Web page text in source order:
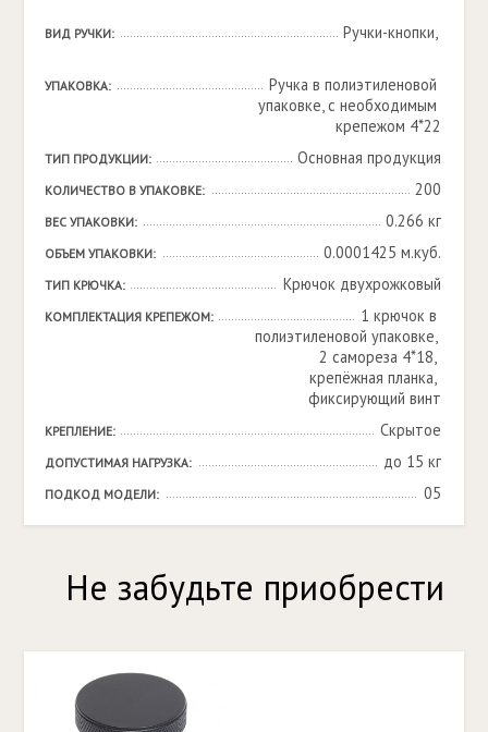
ВИД РУЧКИ: Ручки-кнопки,
УПАКОВКА:
Ручка в полиэтиленовой
упаковке, с необходимым
крепежом 4*22
ТИП ПРОДУКЦИИ: Основная продукция
КОЛИЧЕСТВО В УПАКОВКЕ: 200
ВЕС УПАКОВКИ: 0.266 кг
ОБЪЕМ УПАКОВКИ: 0.0001425 м.куб.
ТИП КРЮЧКА: Крючок двухрожковый
КОМПЛЕКТАЦИЯ КРЕПЕЖОМ:
1 крючок в
полиэтиленовой упаковке,
2 самореза 4*18,
крепёжная планка,
фиксирующий винт
КРЕПЛЕНИЕ: Скрытое
ДОПУСТИМАЯ НАГРУЗКА: до 15 кг
ПОДКОД МОДЕЛИ: 05
Не забудьте приобрести